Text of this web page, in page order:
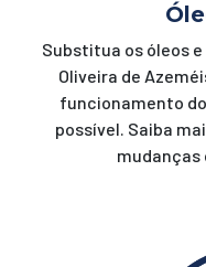
Substitua os óleos
Oliveira de
funcionamento
possível. Saiba
mudanças